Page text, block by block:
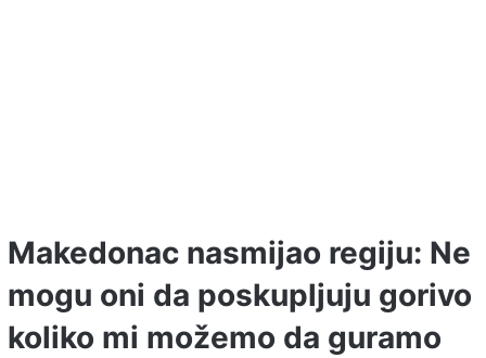
Makedonac nasmijao regiju: Ne
mogu oni da poskupljuju gorivo
koliko mi možemo da guramo